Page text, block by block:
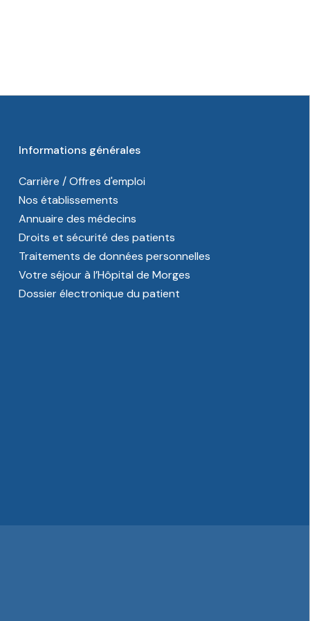
Informations générales
Carrière / Offres d'emploi
Nos établissements
Annuaire des médecins
Droits et sécurité des patients
Traitements de données personnelles
Votre séjour à l’Hôpital de Morges
Dossier électronique du patient